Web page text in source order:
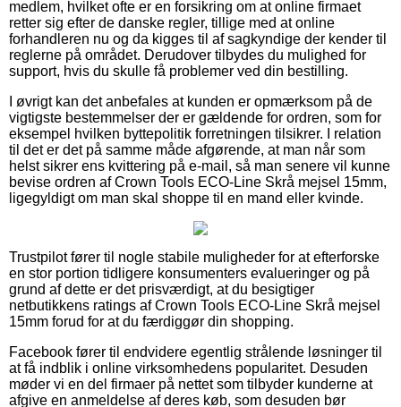
medlem, hvilket ofte er en forsikring om at online firmaet
retter sig efter de danske regler, tillige med at online
forhandleren nu og da kigges til af sagkyndige der kender til
reglerne på området. Derudover tilbydes du mulighed for
support, hvis du skulle få problemer ved din bestilling.
I øvrigt kan det anbefales at kunden er opmærksom på de
vigtigste bestemmelser der er gældende for ordren, som for
eksempel hvilken byttepolitik forretningen tilsikrer. I relation
til det er det på samme måde afgørende, at man når som
helst sikrer ens kvittering på e-mail, så man senere vil kunne
bevise ordren af Crown Tools ECO-Line Skrå mejsel 15mm,
ligegyldigt om man skal shoppe til en mand eller kvinde.
Trustpilot fører til nogle stabile muligheder for at efterforske
en stor portion tidligere konsumenters evalueringer og på
grund af dette er det prisværdigt, at du besigtiger
netbutikkens ratings af Crown Tools ECO-Line Skrå mejsel
15mm forud for at du færdiggør din shopping.
Facebook fører til endvidere egentlig strålende løsninger til
at få indblik i online virksomhedens popularitet. Desuden
møder vi en del firmaer på nettet som tilbyder kunderne at
afgive en anmeldelse af deres køb, som desuden bør